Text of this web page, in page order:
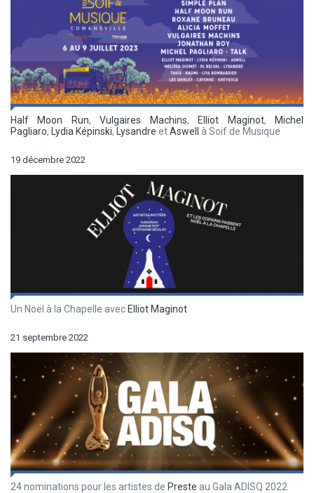
Half Moon Run,Vulgaires Machins,Elliot Maginot,Michel
Pagliaro, Lydia Képinski, Lysandre etAswell à Soif de Musique
19 décembre 2022
Un Noël à la Chapelle avec Elliot Maginot
21 septembre 2022
24 nominations pour les artistes de Preste au Gala ADISQ 2022